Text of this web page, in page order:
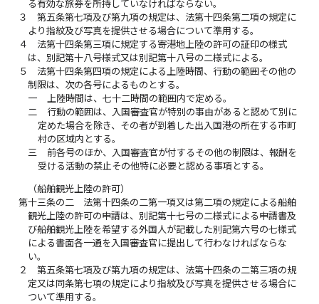
る有効な旅券を所持していなければならない。
３
第五条第七項及び第九項の規定は、法第十四条第二項の規定に
より指紋及び写真を提供させる場合について準用する。
４
法第十四条第三項に規定する寄港地上陸の許可の証印の様式
は、別記第十八号様式又は別記第十八号の二様式による。
５
法第十四条第四項の規定による上陸時間、行動の範囲その他の
制限は、次の各号によるものとする。
一
上陸時間は、七十二時間の範囲内で定める。
二
行動の範囲は、入国審査官が特別の事由があると認めて別に
定めた場合を除き、その者が到着した出入国港の所在する市町
村の区域内とする。
三
前各号のほか、入国審査官が付するその他の制限は、報酬を
受ける活動の禁止その他特に必要と認める事項とする。
（船舶観光上陸の許可）
第十三条の二
法第十四条の二第一項又は第二項の規定による船舶
観光上陸の許可の申請は、別記第十七号の二様式による申請書及
び船舶観光上陸を希望する外国人が記載した別記第六号の七様式
による書面各一通を入国審査官に提出して行わなければならな
い。
２
第五条第七項及び第九項の規定は、法第十四条の二第三項の規
定又は同条第七項の規定により指紋及び写真を提供させる場合に
ついて準用する。